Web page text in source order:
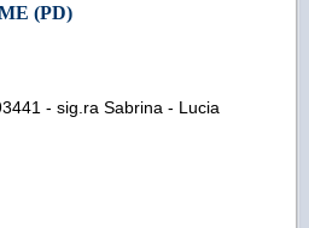
(PD)
- sig.ra Sabrina - Lucia